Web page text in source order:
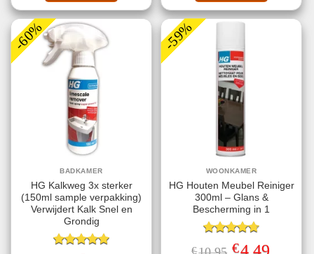
-60%
BADKAMER
HG Kalkweg 3x sterker
(150ml sample verpakking)
Verwijdert Kalk Snel en
Grondig
-59%
WOONKAMER
HG Houten Meubel Reiniger
300ml – Glans &
Bescherming in 1
Gewaardeerd
€
Oorspronkelijke
€
Huidige